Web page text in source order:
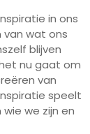
in ons
van wat ons
blijven
nu gaat om
van
speelt
we zijn en